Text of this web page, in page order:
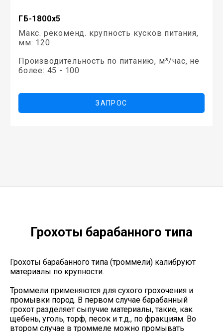
ГБ-1800х5
Макс. рекоменд. крупность кусков питания,
мм: 120
Производительность по питанию, м³/час, не
более: 45 - 100
ЗАПРОС
Грохоты барабанного типа
Грохоты барабанного типа (троммели) калибруют
материалы по крупности.
Троммели применяются для сухого грохочения и
промывки пород. В первом случае барабанный
грохот разделяет сыпучие материалы, такие, как
щебень, уголь, торф, песок и т.д., по фракциям. Во
втором случае в троммеле можно промывать